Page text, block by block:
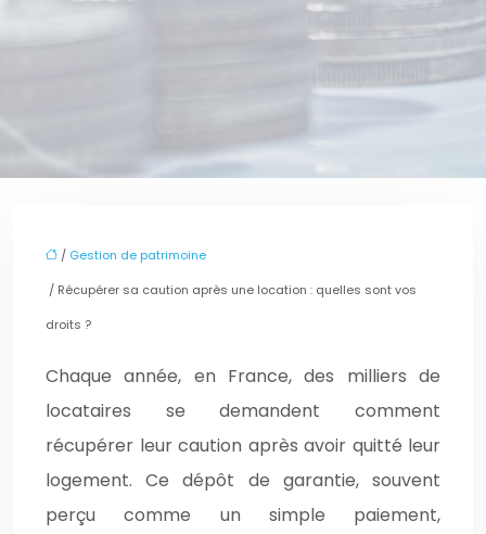
/ Gestion de patrimoine
/ Récupérer sa caution après une location : quelles sont vos
droits ?
Chaque année, en France, des milliers de
locataires se demandent comment
récupérer leur caution après avoir quitté leur
logement. Ce dépôt de garantie, souvent
perçu comme un simple paiement,